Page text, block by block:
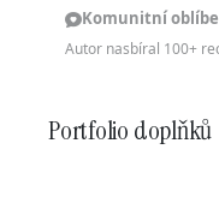
Komunitní
Autor nasbíral 100+
Portfolio doplňků